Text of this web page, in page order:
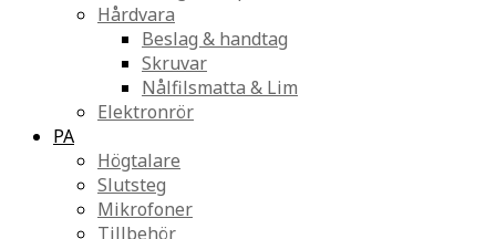
Hårdvara
Beslag & handtag
Skruvar
Nålfilsmatta & Lim
Elektronrör
PA
Högtalare
Slutsteg
Mikrofoner
Tillbehör